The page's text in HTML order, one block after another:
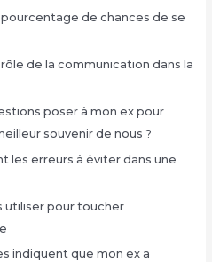
de chances de se
de la communication dans la
poser à mon ex pour
souvenir de nous ?
les erreurs à éviter dans une
utiliser pour toucher
indiquent que mon ex a